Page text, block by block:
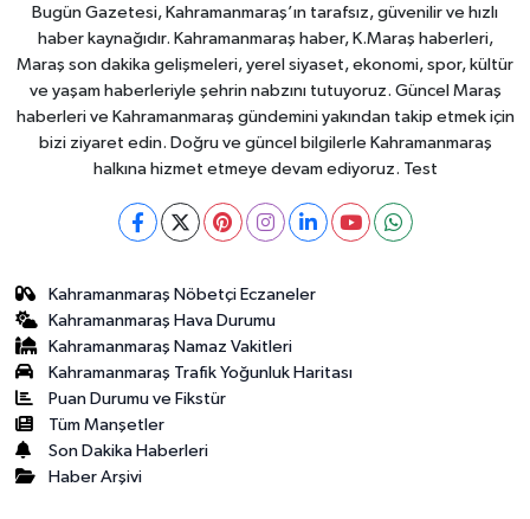
Bugün Gazetesi, Kahramanmaraş’ın tarafsız, güvenilir ve hızlı
haber kaynağıdır. Kahramanmaraş haber, K.Maraş haberleri,
Maraş son dakika gelişmeleri, yerel siyaset, ekonomi, spor, kültür
ve yaşam haberleriyle şehrin nabzını tutuyoruz. Güncel Maraş
haberleri ve Kahramanmaraş gündemini yakından takip etmek için
bizi ziyaret edin. Doğru ve güncel bilgilerle Kahramanmaraş
halkına hizmet etmeye devam ediyoruz. Test
Kahramanmaraş Nöbetçi Eczaneler
Kahramanmaraş Hava Durumu
Kahramanmaraş Namaz Vakitleri
Kahramanmaraş Trafik Yoğunluk Haritası
Puan Durumu ve Fikstür
Tüm Manşetler
Son Dakika Haberleri
Haber Arşivi